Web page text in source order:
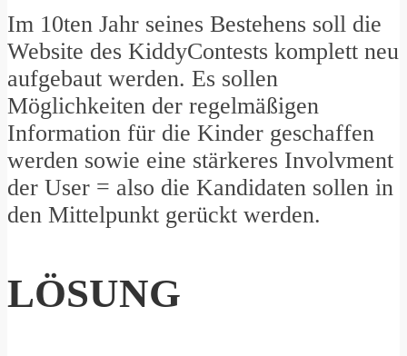
Im 10ten Jahr seines Bestehens soll die
Website des KiddyContests komplett neu
aufgebaut werden. Es sollen
Möglichkeiten der regelmäßigen
Information für die Kinder geschaffen
werden sowie eine stärkeres Involvment
der User = also die Kandidaten sollen in
den Mittelpunkt gerückt werden.
LÖSUNG